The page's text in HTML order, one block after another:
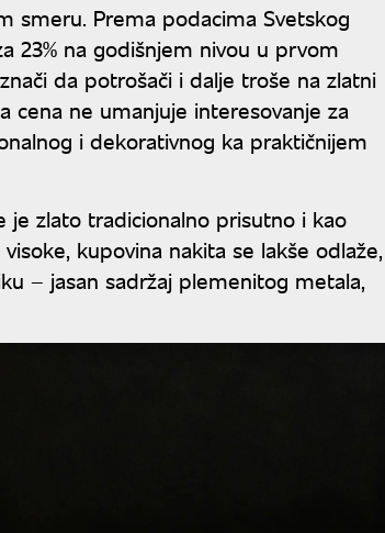
smeru. Prema podacima Svetskog
23% na godišnjem nivou u prvom
da potrošači i dalje troše na zlatni
cena ne umanjuje interesovanje za
i dekorativnog ka praktičnijem
je zlato tradicionalno prisutno i kao
kupovina nakita se lakše odlaže,
– jasan sadržaj plemenitog metala,